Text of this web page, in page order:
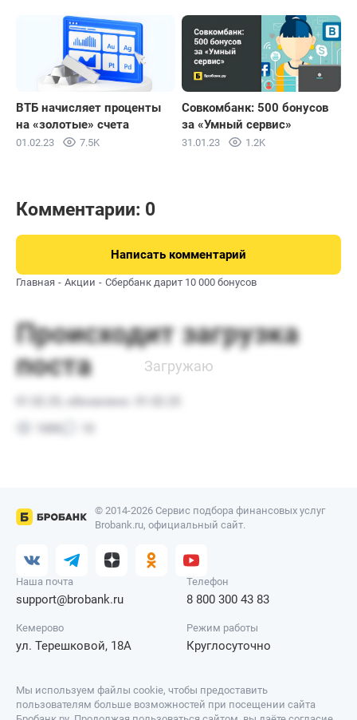
ВТБ начисляет проценты
на «золотые» счета
01.02.23 7.5K
Совкомбанк: 500 бонусов
за «Умный сервис»
31.01.23 1.2K
Комментарии: 0
Написать комментарий
Главная Акции Сбербанк дарит 10 000 бонусов
© 2014-2026 Сервис подбора финансовых услуг
Brobank.ru, официальный сайт.
Наша почта
support@brobank.ru
Телефон
8 800 300 43 83
Кемерово
ул. Терешковой, 18А
Режим работы
Круглосуточно
Мы используем файлы cookie, чтобы предоставить
пользователям больше возможностей при посещении сайта